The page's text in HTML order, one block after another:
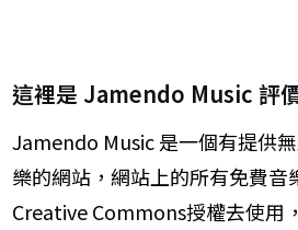
這裡是​ ​Jamendo Music 評
​Jamendo Music 是一個有提供
樂的網站，網站上的所有免費音
Creative Commons授權去使用​